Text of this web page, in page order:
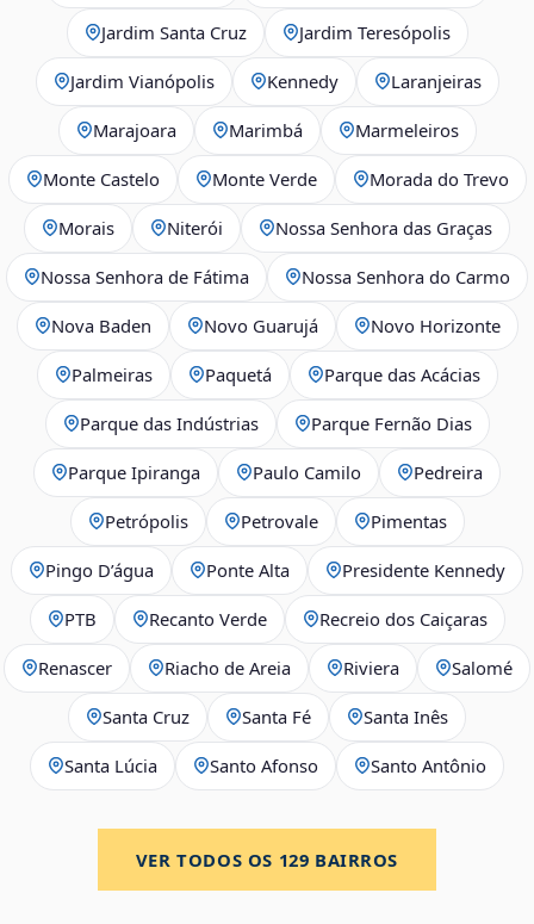
Jardim Santa Cruz Jardim Teresópolis
Jardim Vianópolis Kennedy Laranjeiras
Marajoara Marimbá Marmeleiros
Monte Castelo Monte Verde Morada do Trevo
Morais Niterói Nossa Senhora das Graças
Nossa Senhora de Fátima Nossa Senhora do Carmo
Nova Baden Novo Guarujá Novo Horizonte
Palmeiras Paquetá Parque das Acácias
Parque das Indústrias Parque Fernão Dias
Parque Ipiranga Paulo Camilo Pedreira
Petrópolis Petrovale Pimentas
Pingo D’água Ponte Alta Presidente Kennedy
PTB Recanto Verde Recreio dos Caiçaras
Renascer Riacho de Areia Riviera Salomé
Santa Cruz Santa Fé Santa Inês
Santa Lúcia Santo Afonso Santo Antônio
VER TODOS OS 129 BAIRROS